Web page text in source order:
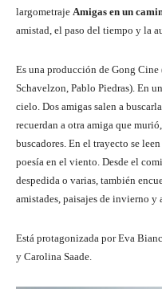
largometraje Amigas en un
amistad, el paso del tiempo y la
Es una producción de Gong
Schavelzon, Pablo Piedras). En
cielo. Dos amigas salen a
recuerdan a otra amiga que
buscadores. En el trayecto se
poesía en el viento. Desde el
despedida o varias, también
amistades, paisajes de invierno
Está protagonizada por Eva
y Carolina Saade.